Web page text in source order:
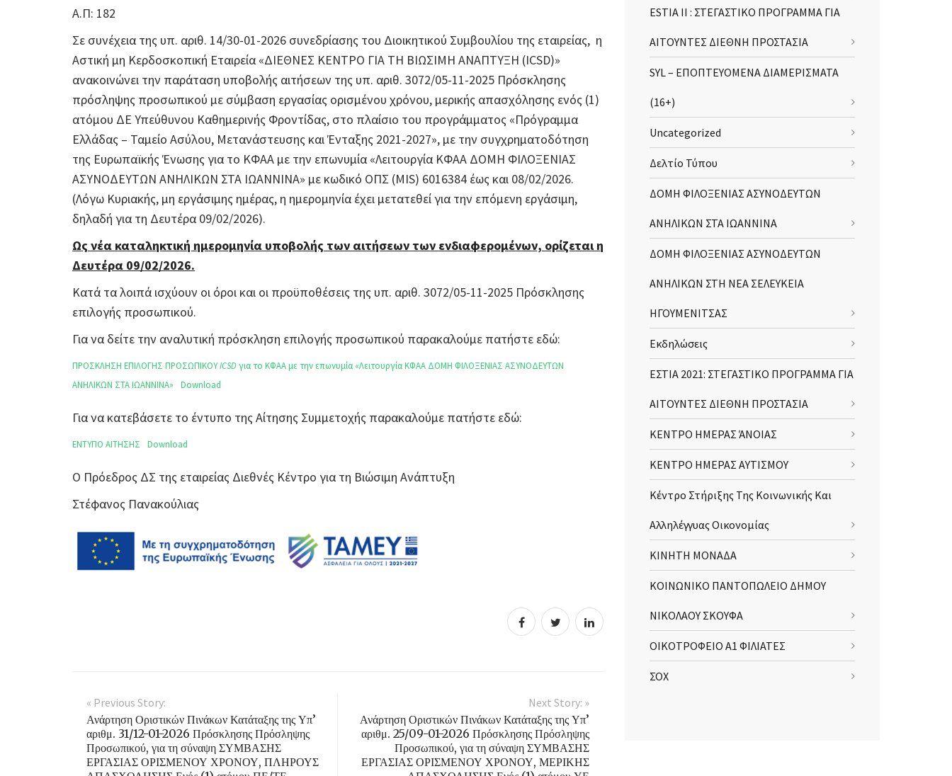
Α.Π: 182
Σε συνέχεια της υπ. αριθ. 14/30-01-2026 συνεδρίασης του Διοικητικού Συμβουλίου της εταιρείας, η
Αστική μη Κερδοσκοπική Εταιρεία «ΔΙΕΘΝΕΣ ΚΕΝΤΡΟ ΓΙΑ ΤΗ ΒΙΩΣΙΜΗ ΑΝΑΠΤΥΞΗ (ICSD)»
ανακοινώνει την παράταση υποβολής αιτήσεων της υπ. αριθ. 3072/05-11-2025 Πρόσκλησης
πρόσληψης προσωπικού με σύμβαση εργασίας ορισμένου χρόνου, μερικής απασχόλησης ενός (1)
ατόμου ΔΕ Υπεύθυνου Καθημερινής Φροντίδας, στο πλαίσιο του προγράμματος «Πρόγραμμα
Ελλάδας – Ταμείο Ασύλου, Μετανάστευσης και Ένταξης 2021-2027», με την συγχρηματοδότηση
της Ευρωπαϊκής Ένωσης για το ΚΦΑΑ με την επωνυμία «Λειτουργία ΚΦΑΑ ΔΟΜΗ ΦΙΛΟΞΕΝΙΑΣ
ΑΣΥΝΟΔΕΥΤΩΝ ΑΝΗΛΙΚΩΝ ΣΤΑ ΙΩΑΝΝΙΝΑ» με κωδικό ΟΠΣ (MIS) 6016384 έως και 08/02/2026.
(Λόγω Κυριακής, μη εργάσιμης ημέρας, η ημερομηνία έχει μετατεθεί για την επόμενη εργάσιμη,
δηλαδή για τη Δευτέρα 09/02/2026).
Ως νέα καταληκτική ημερομηνία υποβολής των αιτήσεων των ενδιαφερομένων, ορίζεται η
Δευτέρα 09/02/2026.
Κατά τα λοιπά ισχύουν οι όροι και οι προϋποθέσεις της υπ. αριθ. 3072/05-11-2025 Πρόσκλησης
επιλογής προσωπικού.
Για να δείτε την αναλυτική πρόσκληση επιλογής προσωπικού παρακαλούμε πατήστε εδώ:
ΠΡΟΣΚΛΗΣΗ ΕΠΙΛΟΓΗΣ ΠΡΟΣΩΠΙΚΟΥICSDγια το ΚΦΑΑ με την επωνυμία «Λειτουργία ΚΦΑΑ ΔΟΜΗ ΦΙΛΟΞΕΝΙΑΣ ΑΣΥΝΟΔΕΥΤΩΝ
ΑΝΗΛΙΚΩΝ ΣΤΑ ΙΩΑΝΝΙΝΑ»
Download
Για να κατεβάσετε το έντυπο της Αίτησης Συμμετοχής παρακαλούμε πατήστε εδώ:
ΕΝΤΥΠΟ ΑΙΤΗΣΗΣ Download
Ο Πρόεδρος ΔΣ της εταιρείας Διεθνές Κέντρο για τη Βιώσιμη Ανάπτυξη
Στέφανος Πανακούλιας
« Previous Story:
Ανάρτηση Οριστικών Πινάκων Κατάταξης της Υπ’
αριθμ. 31/12-01-2026 Πρόσκλησης Πρόσληψης
Προσωπικού, για τη σύναψη ΣΥΜΒΑΣΗΣ
ΕΡΓΑΣΙΑΣ ΟΡΙΣΜΕΝΟΥ ΧΡΟΝΟΥ, ΠΛΗΡΟΥΣ
Next Story: »
Ανάρτηση Οριστικών Πινάκων Κατάταξης της Υπ’
αριθμ. 25/09-01-2026 Πρόσκλησης Πρόσληψης
Προσωπικού, για τη σύναψη ΣΥΜΒΑΣΗΣ
ΕΡΓΑΣΙΑΣ ΟΡΙΣΜΕΝΟΥ ΧΡΟΝΟΥ, ΜΕΡΙΚΗΣ
ESTIA II : ΣΤΕΓΑΣΤΙΚΟ ΠΡΟΓΡΑΜΜΑ ΓΙΑ
ΑΙΤΟΥΝΤΕΣ ΔΙΕΘΝΗ ΠΡΟΣΤΑΣΙΑ
SYL – ΕΠΟΠΤΕΥΟΜΕΝΑ ΔΙΑΜΕΡΙΣΜΑΤΑ
(16+)
Uncategorized
Δελτίο Τύπου
ΔΟΜΗ ΦΙΛΟΞΕΝΙΑΣ ΑΣΥΝΟΔΕΥΤΩΝ
ΑΝΗΛΙΚΩΝ ΣΤΑ ΙΩΑΝΝΙΝΑ
ΔΟΜΗ ΦΙΛΟΞΕΝΙΑΣ ΑΣΥΝΟΔΕΥΤΩΝ
ΑΝΗΛΙΚΩΝ ΣΤΗ ΝΕΑ ΣΕΛΕΥΚΕΙΑ
ΗΓΟΥΜΕΝΙΤΣΑΣ
Εκδηλώσεις
ΕΣΤΙΑ 2021: ΣΤΕΓΑΣΤΙΚΟ ΠΡΟΓΡΑΜΜΑ ΓΙΑ
ΑΙΤΟΥΝΤΕΣ ΔΙΕΘΝΗ ΠΡΟΣΤΑΣΙΑ
ΚΕΝΤΡΟ ΗΜΕΡΑΣ ΆΝΟΙΑΣ
ΚΕΝΤΡΟ ΗΜΕΡΑΣ ΑΥΤΙΣΜΟΥ
Κέντρο Στήριξης Της Κοινωνικής Και
Αλληλέγγυας Οικονομίας
ΚΙΝΗΤΗ ΜΟΝΑΔΑ
ΚΟΙΝΩΝΙΚΟ ΠΑΝΤΟΠΩΛΕΙΟ ΔΗΜΟΥ
ΝΙΚΟΛΑΟΥ ΣΚΟΥΦΑ
ΟΙΚΟΤΡΟΦΕΙΟ Α1 ΦΙΛΙΑΤΕΣ
ΣΟΧ